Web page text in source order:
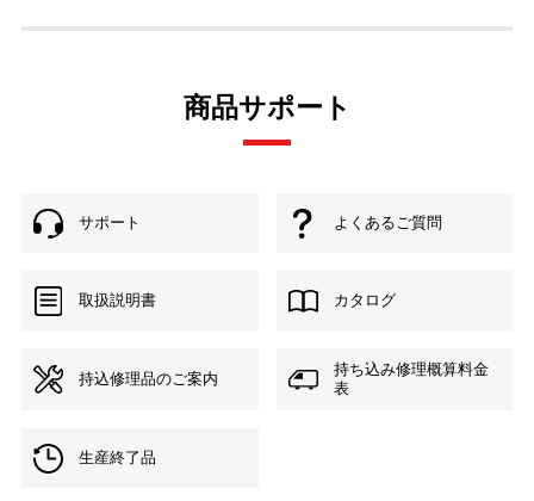
商品サポート
サポート よくあるご質問
取扱説明書 カタログ
持込修理品のご案内
持ち込み修理概算料金
表
生産終了品